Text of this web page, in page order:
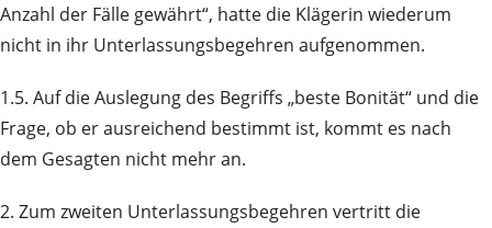
Anzahl der Fälle gewährt“, hatte die Klägerin wiederum
nicht in ihr Unterlassungsbegehren aufgenommen.
1.5. Auf die Auslegung des Begriffs „beste Bonität“ und die
Frage, ob er ausreichend bestimmt ist, kommt es nach
dem Gesagten nicht mehr an.
2. Zum zweiten Unterlassungsbegehren vertritt die